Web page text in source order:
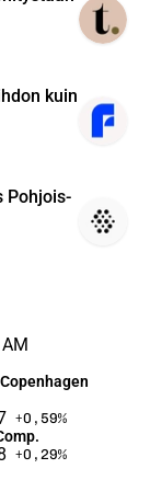
kuin
Pohjois-
+0,59%
+0,29%